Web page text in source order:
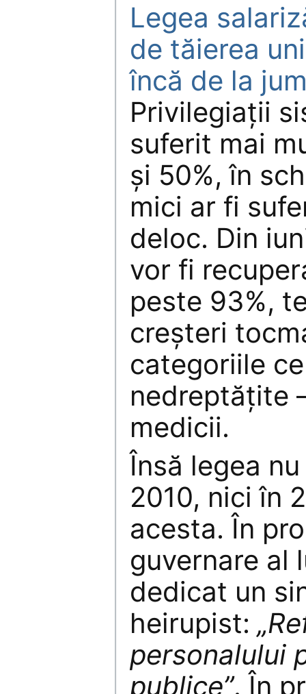
Legea
de tăierea
încă de la
Privilegiaţii
suferit mai
şi 50%, în
mici ar fi
deloc. Din
vor fi
peste 93%,
creşteri
categoriile
nedreptăţite
medicii.
Însă legea
2010, nici în
acesta. În
guvernare al
dedicat un
heirupist:
personalului
publice”. În